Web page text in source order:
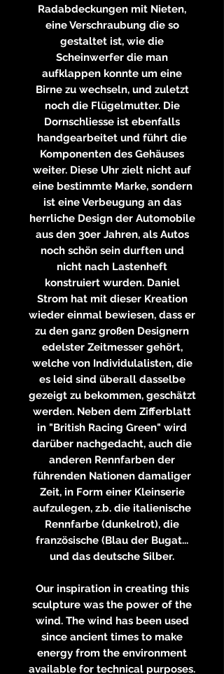
Radabdeckungen mit Nieten,
eine Verschraubung die so
gestaltet ist, wie die
Scheinwerfer die man
aufklappen konnte um eine
Birne zu wechseln, und zuletzt
noch die Flügelmutter. Die
Dornschliesse ist ebenfalls
handgearbeitet und führt die
Komponenten des Gehäuses
weiter. Diese Uhr zielt nicht auf
eine bestimmte Marke, sondern
ist eine Verbeugung an das
herrliche Design der Automobile
aus den 30er Jahren, als Autos
noch schön sein durften und
nicht nach Lastenheft
konstruiert wurden. Daniel
Strom hat mit dieser Kreation
wieder einmal bewiesen, dass er
zu den ganz großen Designern
edelster Zeitmesser gehört,
welche von Individulalisten, die
es leid sind überall dasselbe
gezeigt zu bekommen, geschätzt
werden. Neben dem Zifferblatt
in "British Racing Green" wird
darüber nachgedacht, auch die
anderen Rennfarben der
führenden Nationen damaliger
Zeit, in Form einer Kleinserie
aufzulegen, z.b. die italienische
Rennfarbe (dunkelrot), die
französische (Blau der Bugat...
und das deutsche Silber.
Our inspiration in creating this
sculpture was the power of the
wind. The wind has been used
since ancient times to make
energy from the environment
available for technical purposes.